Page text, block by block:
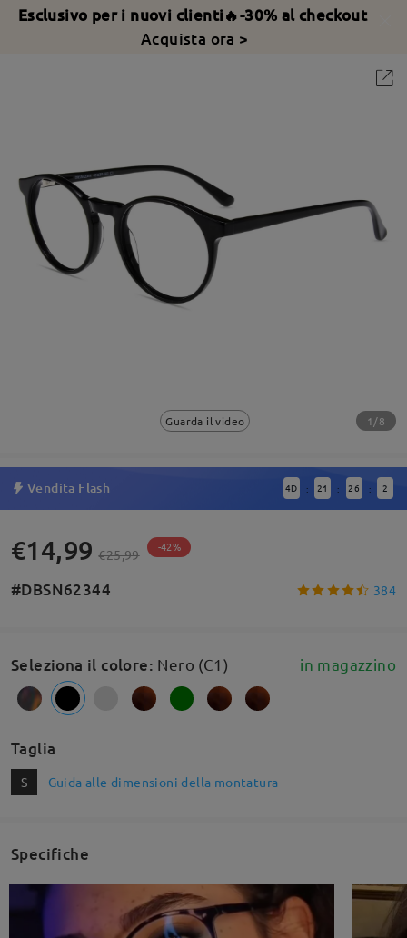
Esclusivo per i nuovi clienti🔥-30% al checkout
Acquista ora >
Guarda il video 1/8
Vendita Flash 4D : 21 : 26 : 1
€14,99 €25,99 -42%
#DBSN62344 384
Seleziona il colore: Nero (C1) in magazzino
Taglia
S Guida alle dimensioni della montatura
Specifiche